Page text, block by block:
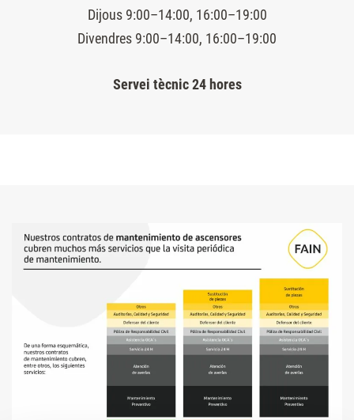
Dijous 9:00–14:00, 16:00–19:00
Divendres 9:00–14:00, 16:00–19:00
Servei tècnic 24 hores